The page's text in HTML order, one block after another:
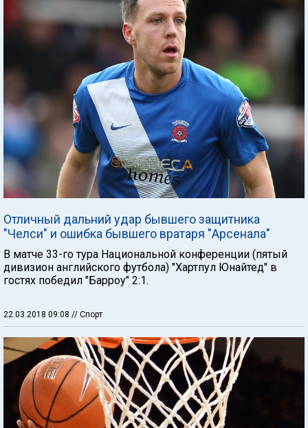
Отличный дальний удар бывшего защитника
"Челси" и ошибка бывшего вратаря "Арсенала"
В матче 33-го тура Национальной конференции (пятый
дивизион английского футбола) "Хартпул Юнайтед" в
гостях победил "Барроу" 2:1.
22.03.2018 09:08 // Спорт